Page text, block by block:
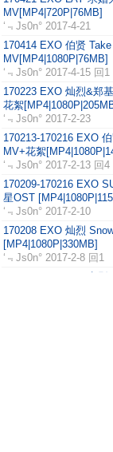
MV[MP4|720P|76MB]
‘﹃Js0n° 2017-4-21
170414 EXO 伯贤
MV[MP4|1080P|76MB]
‘﹃Js0n° 2017-4-15 回1
170223 EXO 灿烈&郑
花絮
‘﹃Js0n° 2017-2-23
170213-170216 EXO
MV+花絮
‘﹃Js0n° 2017-2-13 回4
170209-170216 EXO
星OST
‘﹃Js0n° 2017-2-10
170208 EXO 灿烈
[MP4|1080P|330MB]
‘﹃Js0n° 2017-2-8 回1